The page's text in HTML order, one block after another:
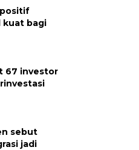
kuat bagi
67 investor
sebut
jadi